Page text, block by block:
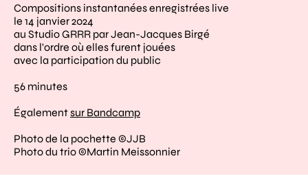
Compositions instantanées enregistrées live
le 14 janvier 2024
au Studio GRRR par Jean-Jacques Birgé
dans l'ordre où elles furent jouées
avec la participation du public
56 minutes
Égalementsur Bandcamp
Photo de la pochette ©JJB
Photo du trio ©Martin Meissonnier